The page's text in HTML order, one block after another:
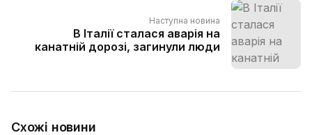
Наступна новина
В Італії сталася аварія на
канатній дорозі, загинули люди
Схожі новини